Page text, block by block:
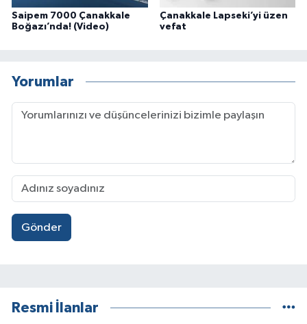
Saipem 7000 Çanakkale
Boğazı’nda! (Video)
Çanakkale Lapseki’yi üzen
vefat
Yorumlar
Gönder
Resmi İlanlar